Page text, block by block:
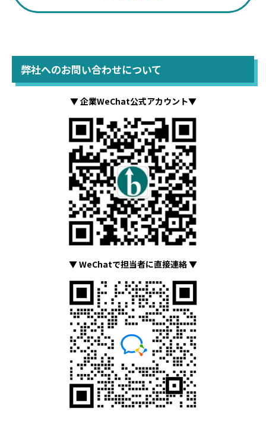
弊社へのお問い合わせについて
▼ 企業WeChat公式アカウント▼
▼ WeChatで担当者に直接連絡 ▼